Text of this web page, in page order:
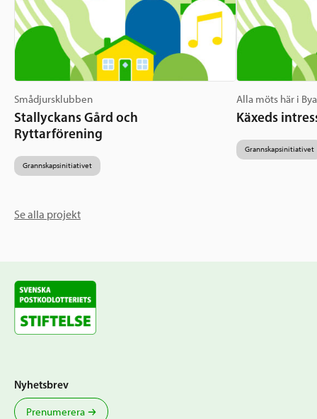
Smådjursklubben
Stallyckans Gård och
Ryttarförening
Grannskapsinitiativet
Alla möts här i
Käxeds
Grannskapsinitiativet
Se alla projekt
Nyhetsbrev
Prenumerera